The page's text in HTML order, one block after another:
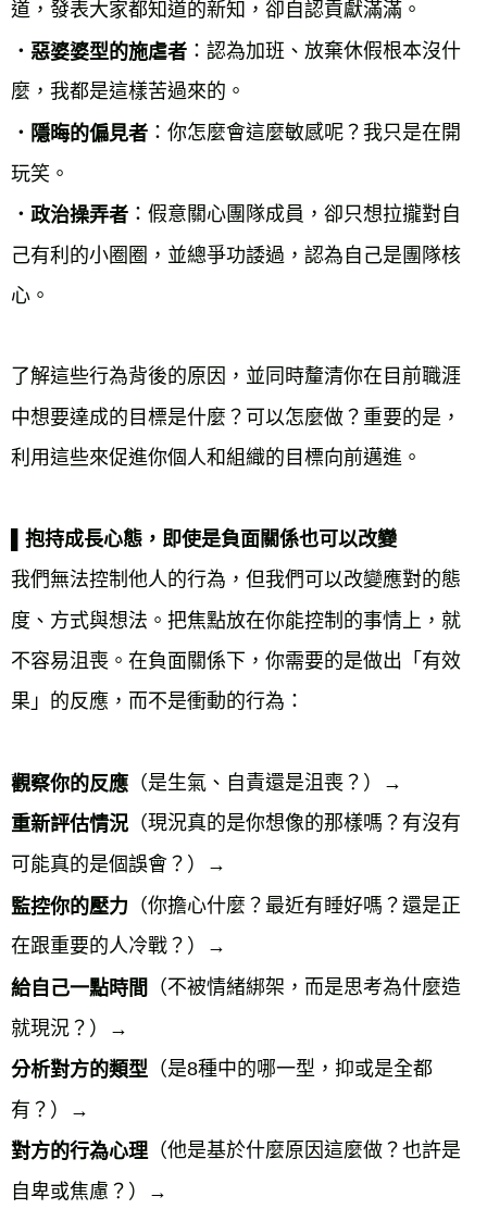
道，發表大家都知道的新知，卻自認貢獻滿滿。
．惡婆婆型的施虐者 ：認為加班、放棄休假根本沒什
麼，我都是這樣苦過來的。
．隱晦的偏見者 ：你怎麼會這麼敏感呢？我只是在開
玩笑。
．政治操弄者 ：假意關心團隊成員，卻只想拉攏對自
己有利的小圈圈，並總爭功諉過，認為自己是團隊核
心。
了解這些行為背後的原因，並同時釐清你在目前職涯
中想要達成的目標是什麼？可以怎麼做？重要的是，
利用這些來促進你個人和組織的目標向前邁進。
▌抱持成長心態，即使是負面關係也可以改變
我們無法控制他人的行為，但我們可以改變應對的態
度、方式與想法。把焦點放在你能控制的事情上，就
不容易沮喪。在負面關係下，你需要的是做出「有效
果」的反應，而不是衝動的行為：
觀察你的反應 （是生氣、自責還是沮喪？）→
重新評估情況 （現況真的是你想像的那樣嗎？有沒有
可能真的是個誤會？）→
監控你的壓力 （你擔心什麼？最近有睡好嗎？還是正
在跟重要的人冷戰？）→
給自己一點時間 （不被情緒綁架，而是思考為什麼造
就現況？）→
分析對方的類型 （是8種中的哪一型，抑或是全都
有？）→
對方的行為心理 （他是基於什麼原因這麼做？也許是
自卑或焦慮？）→